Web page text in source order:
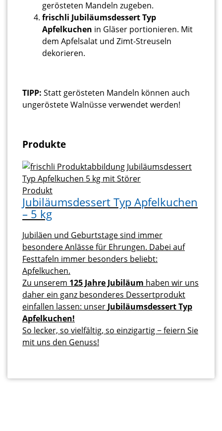
gerösteten Mandeln zugeben.
frischli Jubiläumsdessert Typ
Apfelkuchen in Gläser portionieren. Mit
dem Apfelsalat und Zimt-Streuseln
dekorieren.
TIPP: Statt gerösteten Mandeln können auch
ungeröstete Walnüsse verwendet werden!
Produkte
Produkt
Jubiläumsdessert Typ Apfelkuchen
– 5 kg
Jubiläen und Geburtstage sind immer
besondere Anlässe für Ehrungen. Dabei auf
Festtafeln immer besonders beliebt:
Apfelkuchen.
Zu unserem 125 Jahre Jubiläum haben wir uns
daher ein ganz besonderes Dessertprodukt
einfallen lassen: unserJubiläumsdessert Typ
Apfelkuchen!
So lecker, so vielfältig, so einzigartig − feiern Sie
mit uns den Genuss!